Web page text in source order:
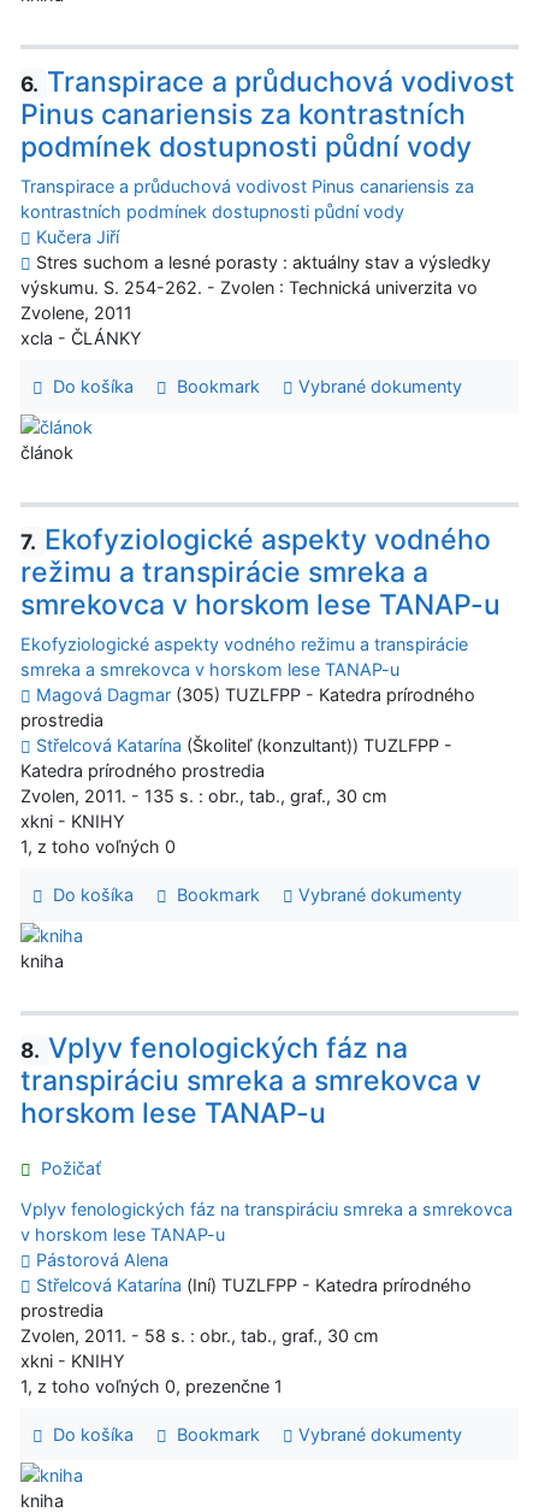
6. Transpirace a průduchová vodivost
Pinus canariensis za kontrastních
podmínek dostupnosti půdní vody
Transpirace a průduchová vodivost Pinus canariensis za
kontrastních podmínek dostupnosti půdní vody
Kučera Jiří
Stres suchom a lesné porasty : aktuálny stav a výsledky
výskumu. S. 254-262. - Zvolen : Technická univerzita vo
Zvolene, 2011
xcla - ČLÁNKY
Do košíka Bookmark Vybrané dokumenty
článok
7. Ekofyziologické aspekty vodného
režimu a transpirácie smreka a
smrekovca v horskom lese TANAP-u
Ekofyziologické aspekty vodného režimu a transpirácie
smreka a smrekovca v horskom lese TANAP-u
Magová Dagmar (305) TUZLFPP - Katedra prírodného
prostredia
Střelcová Katarína (Školiteľ (konzultant)) TUZLFPP -
Katedra prírodného prostredia
Zvolen, 2011. - 135 s. : obr., tab., graf., 30 cm
xkni - KNIHY
1, z toho voľných 0
Do košíka Bookmark Vybrané dokumenty
kniha
8. Vplyv fenologických fáz na
transpiráciu smreka a smrekovca v
horskom lese TANAP-u
Požičať
Vplyv fenologických fáz na transpiráciu smreka a smrekovca
v horskom lese TANAP-u
Pástorová Alena
Střelcová Katarína (Iní) TUZLFPP - Katedra prírodného
prostredia
Zvolen, 2011. - 58 s. : obr., tab., graf., 30 cm
xkni - KNIHY
1, z toho voľných 0, prezenčne 1
Do košíka Bookmark Vybrané dokumenty
kniha